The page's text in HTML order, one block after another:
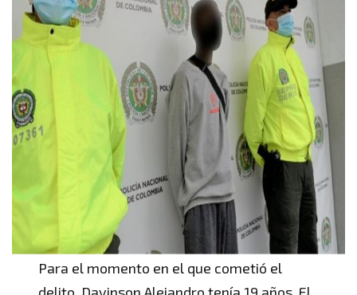
Para el momento en el que cometió el